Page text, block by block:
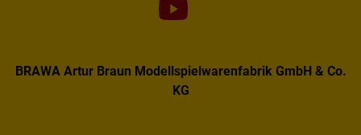
BRAWA Artur Braun Modellspielwarenfabrik GmbH & Co.
KG